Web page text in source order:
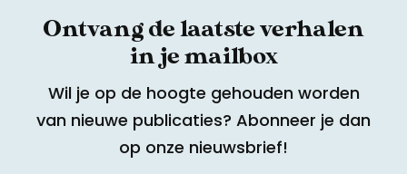
Ontvang de laatste verhalen
in je mailbox
Wil je op de hoogte gehouden worden
van nieuwe publicaties? Abonneer je dan
op onze nieuwsbrief!